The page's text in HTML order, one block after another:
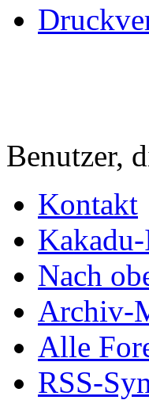
Benutzer,
Kontakt
Nach
Archiv-
Alle
RSS-